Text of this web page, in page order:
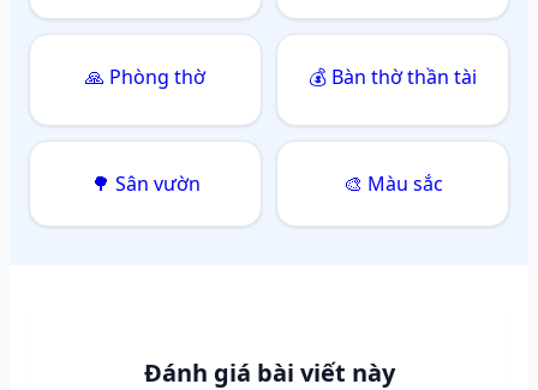
🙏 Phòng thờ 💰 Bàn thờ thần tài
🌳 Sân vườn 🎨 Màu sắc
Đánh giá bài viết này